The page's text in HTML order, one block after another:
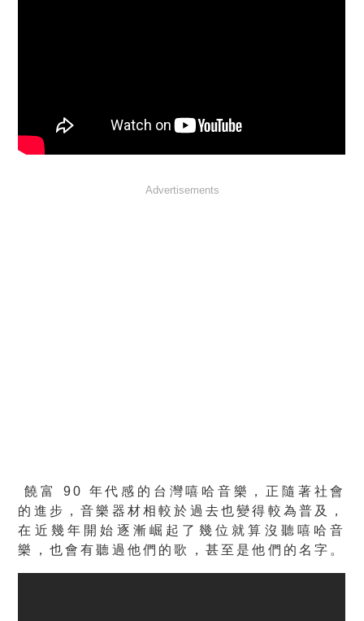
Advertisements
饒富 90 年代感的台灣嘻哈音樂，正隨著社會
的進步，音樂器材相較於過去也變得較為普及，
在近幾年開始逐漸崛起了幾位就算沒聽嘻哈音
樂，也會有聽過他們的歌，甚至是他們的名字。